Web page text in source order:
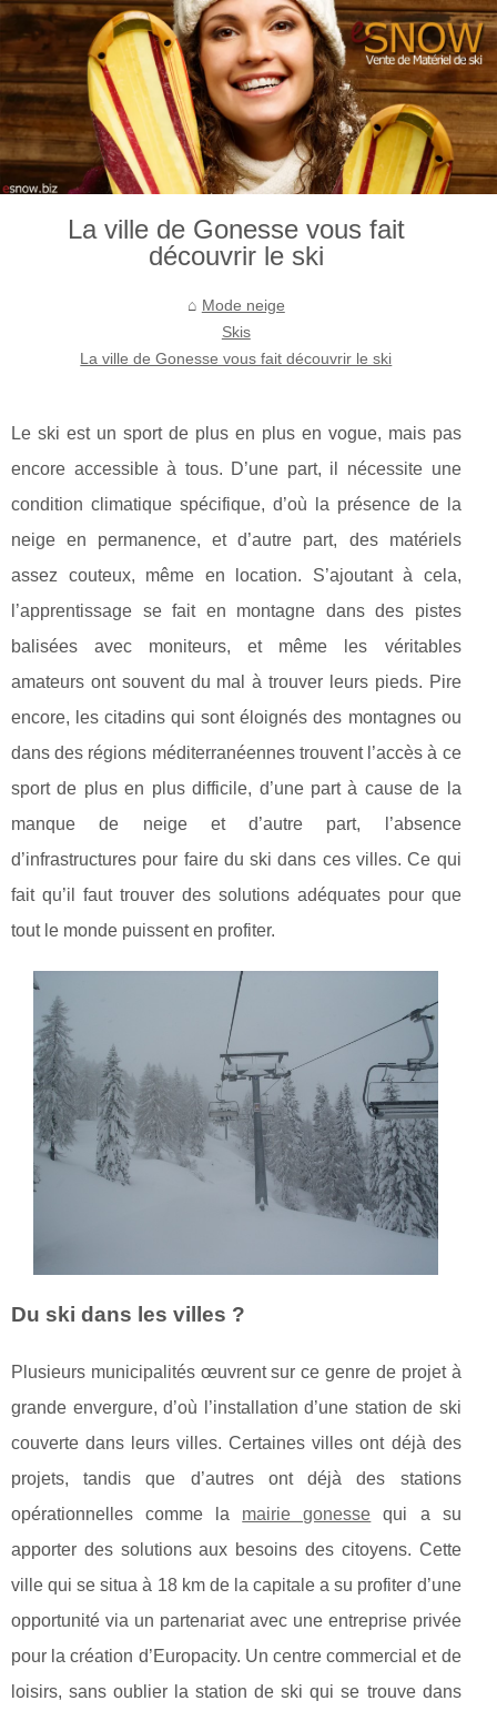
La ville de Gonesse vous fait
découvrir le ski
Mode neige
Skis
La ville de Gonesse vous fait découvrir le ski
Le ski est un sport de plus en plus en vogue, mais pas
encore accessible à tous. D’une part, il nécessite une
condition climatique spécifique, d’où la présence de la
neige en permanence, et d’autre part, des matériels
assez couteux, même en location. S’ajoutant à cela,
l’apprentissage se fait en montagne dans des pistes
balisées avec moniteurs, et même les véritables
amateurs ont souvent du mal à trouver leurs pieds. Pire
encore, les citadins qui sont éloignés des montagnes ou
dans des régions méditerranéennes trouvent l’accès à ce
sport de plus en plus difficile, d’une part à cause de la
manque de neige et d’autre part, l’absence
d’infrastructures pour faire du ski dans ces villes. Ce qui
fait qu’il faut trouver des solutions adéquates pour que
tout le monde puissent en profiter.
Du ski dans les villes ?
Plusieurs municipalités œuvrent sur ce genre de projet à
grande envergure, d’où l’installation d’une station de ski
couverte dans leurs villes. Certaines villes ont déjà des
projets, tandis que d’autres ont déjà des stations
opérationnelles comme la mairie gonesse qui a su
apporter des solutions aux besoins des citoyens. Cette
ville qui se situa à 18 km de la capitale a su profiter d’une
opportunité via un partenariat avec une entreprise privée
pour la création d’Europacity. Un centre commercial et de
loisirs, sans oublier la station de ski qui se trouve dans